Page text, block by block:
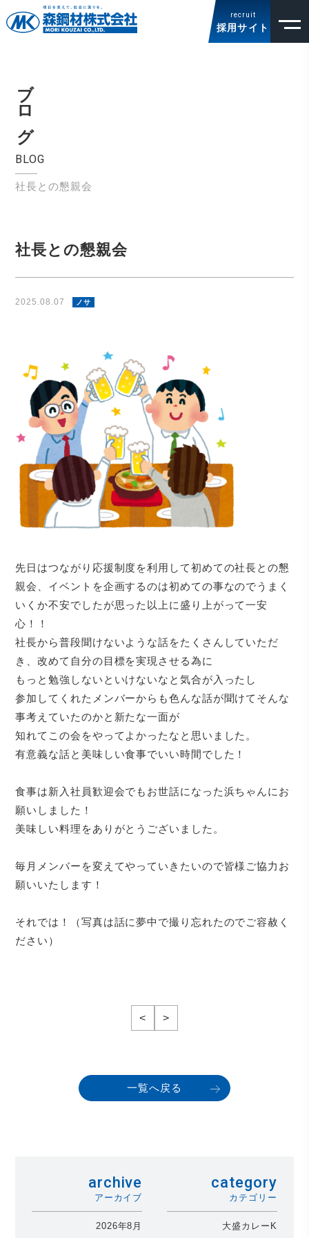
recruit
採用サイト
ブログ
BLOG
社長との懇親会
社長との懇親会
2025.08.07 ノサ
先日はつながり応援制度を利用して初めての社長との懇
親会、イベントを企画するのは初めての事なのでうまく
いくか不安でしたが思った以上に盛り上がって一安
心！！
社長から普段聞けないような話をたくさんしていただ
き、改めて自分の目標を実現させる為に
もっと勉強しないといけないなと気合が入ったし
参加してくれたメンバーからも色んな話が聞けてそんな
事考えていたのかと新たな一面が
知れてこの会をやってよかったなと思いました。
有意義な話と美味しい食事でいい時間でした！
食事は新入社員歓迎会でもお世話になった浜ちゃんにお
願いしました！
美味しい料理をありがとうございました。
毎月メンバーを変えてやっていきたいので皆様ご協力お
願いいたします！
それでは！（写真は話に夢中で撮り忘れたのでご容赦く
ださい）
< >
一覧へ戻る
archive
アーカイブ
2026年8月
category
カテゴリー
大盛カレーK